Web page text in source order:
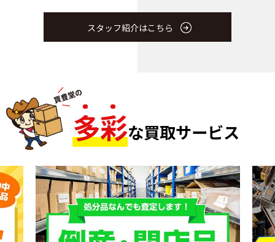
スタッフ紹介はこちら
多彩な買取サービス